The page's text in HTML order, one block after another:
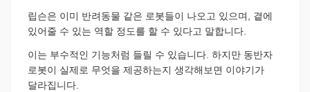
립슨은 이미 반려동물 같은 로봇들이 나오고 있으며, 곁에
있어줄 수 있는 역할 정도를 할 수 있다고 말합니다.
이는 부수적인 기능처럼 들릴 수 있습니다. 하지만 동반자
로봇이 실제로 무엇을 제공하는지 생각해보면 이야기가
달라집니다.